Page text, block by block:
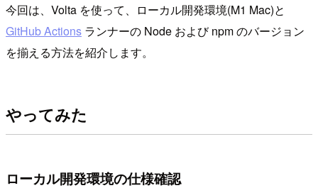
今回は、Volta を使って、ローカル開発環境(M1 Mac)と
GitHub Actions ランナーの Node および npm のバージョン
を揃える方法を紹介します。
やってみた
ローカル開発環境の仕様確認